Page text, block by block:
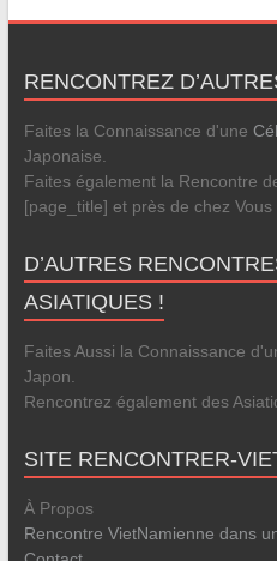
RENCONTREZ
Faites la Connaissance d'une
Japonaise.
Faites également la Rencontre
[page_title] et près de chez
D’AUTRES
ASIATIQUES !
Faites Aussi la Connaissance
Japon.
Rencontrez également des
SITE RENCONTRER-
À Propos
Rencontre VietNamienne dans